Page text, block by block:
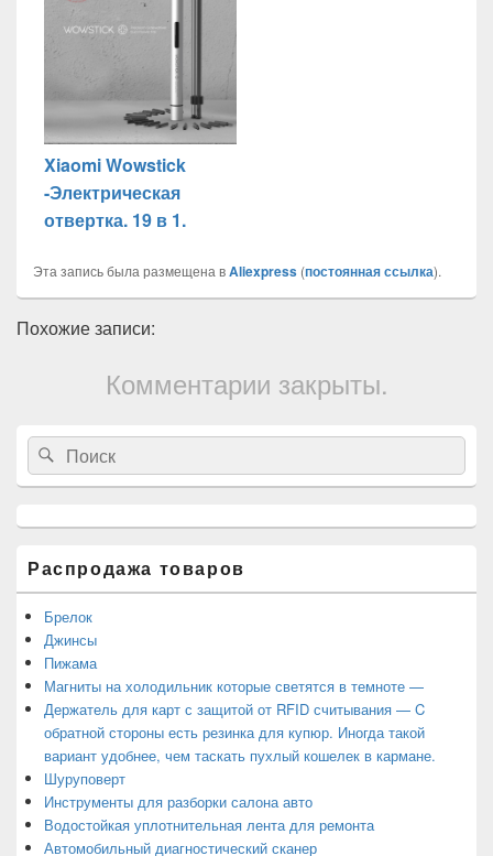
Xiaomi Wowstick
-Электрическая
отвертка. 19 в 1.
Эта запись была размещена вAliexpress (постоянная ссылка).
Похожие записи:
Комментарии закрыты.
Область
основной
боковой
панели
Search
for:
Search
Распродажа товаров
Брелок
Джинсы
Пижама
Магниты на холодильник которые светятся в темноте —
Держатель для карт с защитой от RFID считывания — C
обратной стороны есть резинка для купюр. Иногда такой
вариант удобнее, чем таскать пухлый кошелек в кармане.
Шуруповерт
Инструменты для разборки салона авто
Водостойкая уплотнительная лента для ремонта
Автомобильный диагностический сканер